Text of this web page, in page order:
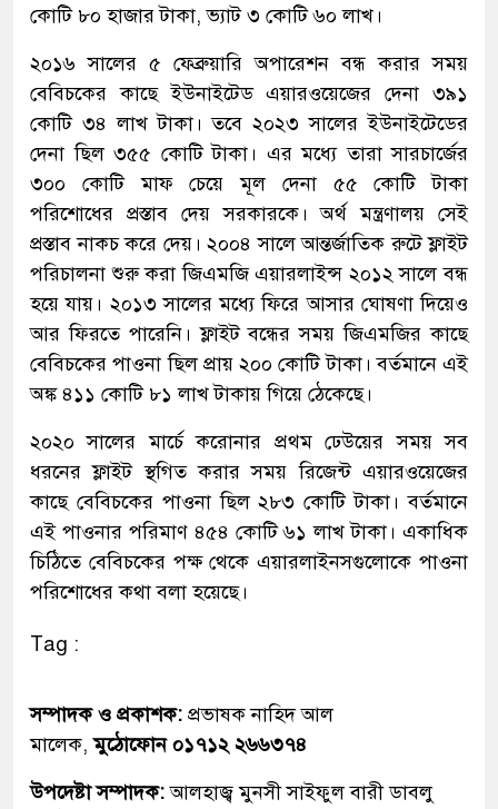
কোটি ৮০ হাজার টাকা, ভ্যাট ৩ কোটি ৬০ লাখ।
২০১৬ সালের ৫ ফেব্রুয়ারি অপারেশন বন্ধ করার সময়
বেবিচকের কাছে ইউনাইটেড এয়ারওয়েজের দেনা ৩৯১
কোটি ৩৪ লাখ টাকা। তবে ২০২৩ সালের ইউনাইটেডের
দেনা ছিল ৩৫৫ কোটি টাকা। এর মধ্যে তারা সারচার্জের
৩০০ কোটি মাফ চেয়ে মূল দেনা ৫৫ কোটি টাকা
পরিশোধের প্রস্তাব দেয় সরকারকে। অর্থ মন্ত্রণালয় সেই
প্রস্তাব নাকচ করে দেয়। ২০০৪ সালে আন্তর্জাতিক রুটে ফ্লাইট
পরিচালনা শুরু করা জিএমজি এয়ারলাইন্স ২০১২ সালে বন্ধ
হয়ে যায়। ২০১৩ সালের মধ্যে ফিরে আসার ঘোষণা দিয়েও
আর ফিরতে পারেনি। ফ্লাইট বন্ধের সময় জিএমজির কাছে
বেবিচকের পাওনা ছিল প্রায় ২০০ কোটি টাকা। বর্তমানে এই
অঙ্ক ৪১১ কোটি ৮১ লাখ টাকায় গিয়ে ঠেকেছে।
২০২০ সালের মার্চে করোনার প্রথম ঢেউয়ের সময় সব
ধরনের ফ্লাইট স্থগিত করার সময় রিজেন্ট এয়ারওয়েজের
কাছে বেবিচকের পাওনা ছিল ২৮৩ কোটি টাকা। বর্তমানে
এই পাওনার পরিমাণ ৪৫৪ কোটি ৬১ লাখ টাকা। একাধিক
চিঠিতে বেবিচকের পক্ষ থেকে এয়ারলাইনসগুলোকে পাওনা
পরিশোধের কথা বলা হয়েছে।
Tag :
সম্পাদক ও প্রকাশক: প্রভাষক নাহিদ আল
মালেক,মুঠোফোন ০১৭১২ ২৬৬৩৭৪
উপদেষ্টা সম্পাদক:আলহাজ্ব মুনসী সাইফুল বারী ডাবলু